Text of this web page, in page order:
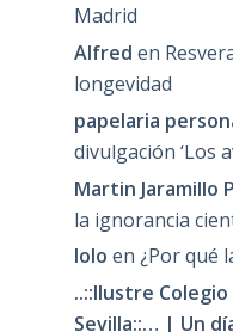
Madrid
Alfred en
longevidad
papelaria
divulgación ‘Los
Martin Jaramillo
la ignorancia
lolo en ¿Por qué
..::Ilustre
Sevilla::… | Un